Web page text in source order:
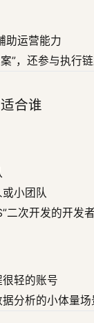
助运营能力
”，还参与执行
合谁
小团队
二次开发的开发者
轻的账号
分析的小体量场